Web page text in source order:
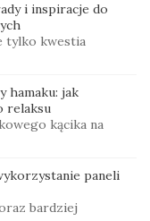
i inspiracje do
tylko kwestia
hamaku: jak
relaksu
kącika na
paneli
bardziej